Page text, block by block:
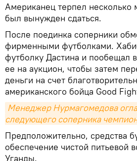
Американец терпел несколько
был вынужден сдаться.
После поединка соперники
фирменными футболками.
футболку Дастина и пообещал
ее на аукцион, чтобы затем
деньги на счет
американского бойца Good
Менеджер Нурмагомедова
следующего соперника
Предположительно, средства
обеспечение чистой питьевой
Уганды.